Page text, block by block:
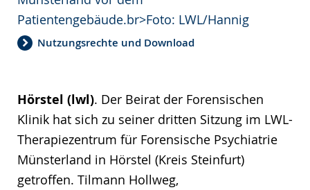
Patientengebäude.br>Foto: LWL/Hannig
Nutzungsrechte und Download
Hörstel (lwl). Der Beirat der Forensischen
Klinik hat sich zu seiner dritten Sitzung im LWL-
Therapiezentrum für Forensische Psychiatrie
Münsterland in Hörstel (Kreis Steinfurt)
getroffen. Tilmann Hollweg,